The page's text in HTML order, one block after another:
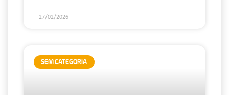
27/02/2026
SEM CATEGORIA